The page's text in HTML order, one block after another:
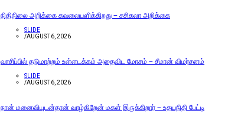
நிதிநிலை அறிக்கை கவலையளிக்கிறது – சசிகலா அறிக்கை
SLIDE
/AUGUST 6, 2026
வாசிப்பில் தடுமாற்றம் உள்ளடக்கம் அதைவிட மோசம் – சீமான் விமர்சனம்
SLIDE
/AUGUST 6, 2026
நான் மனைவியுடன்தான் வாழ்கிறேன் மகள் இருக்கிறார் – உதயநிதி பேட்டி